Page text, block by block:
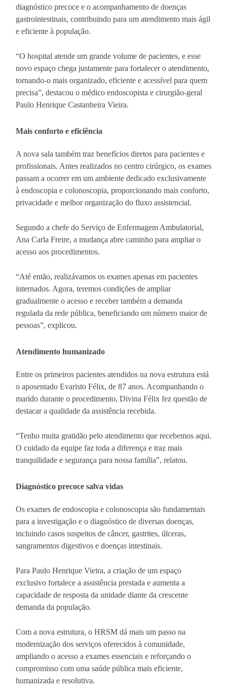
diagnóstico precoce e o acompanhamento de doenças
gastrointestinais, contribuindo para um atendimento mais ágil
e eficiente à população.
“O hospital atende um grande volume de pacientes, e esse
novo espaço chega justamente para fortalecer o atendimento,
tornando-o mais organizado, eficiente e acessível para quem
precisa”, destacou o médico endoscopista e cirurgião-geral
Paulo Henrique Castanheira Vieira.
Mais conforto e eficiência
A nova sala também traz benefícios diretos para pacientes e
profissionais. Antes realizados no centro cirúrgico, os exames
passam a ocorrer em um ambiente dedicado exclusivamente
à endoscopia e colonoscopia, proporcionando mais conforto,
privacidade e melhor organização do fluxo assistencial.
Segundo a chefe do Serviço de Enfermagem Ambulatorial,
Ana Carla Freire, a mudança abre caminho para ampliar o
acesso aos procedimentos.
“Até então, realizávamos os exames apenas em pacientes
internados. Agora, teremos condições de ampliar
gradualmente o acesso e receber também a demanda
regulada da rede pública, beneficiando um número maior de
pessoas”, explicou.
Atendimento humanizado
Entre os primeiros pacientes atendidos na nova estrutura está
o aposentado Evaristo Félix, de 87 anos. Acompanhando o
marido durante o procedimento, Divina Félix fez questão de
destacar a qualidade da assistência recebida.
“Tenho muita gratidão pelo atendimento que recebemos aqui.
O cuidado da equipe faz toda a diferença e traz mais
tranquilidade e segurança para nossa família”, relatou.
Diagnóstico precoce salva vidas
Os exames de endoscopia e colonoscopia são fundamentais
para a investigação e o diagnóstico de diversas doenças,
incluindo casos suspeitos de câncer, gastrites, úlceras,
sangramentos digestivos e doenças intestinais.
Para Paulo Henrique Vieira, a criação de um espaço
exclusivo fortalece a assistência prestada e aumenta a
capacidade de resposta da unidade diante da crescente
demanda da população.
Com a nova estrutura, o HRSM dá mais um passo na
modernização dos serviços oferecidos à comunidade,
ampliando o acesso a exames essenciais e reforçando o
compromisso com uma saúde pública mais eficiente,
humanizada e resolutiva.